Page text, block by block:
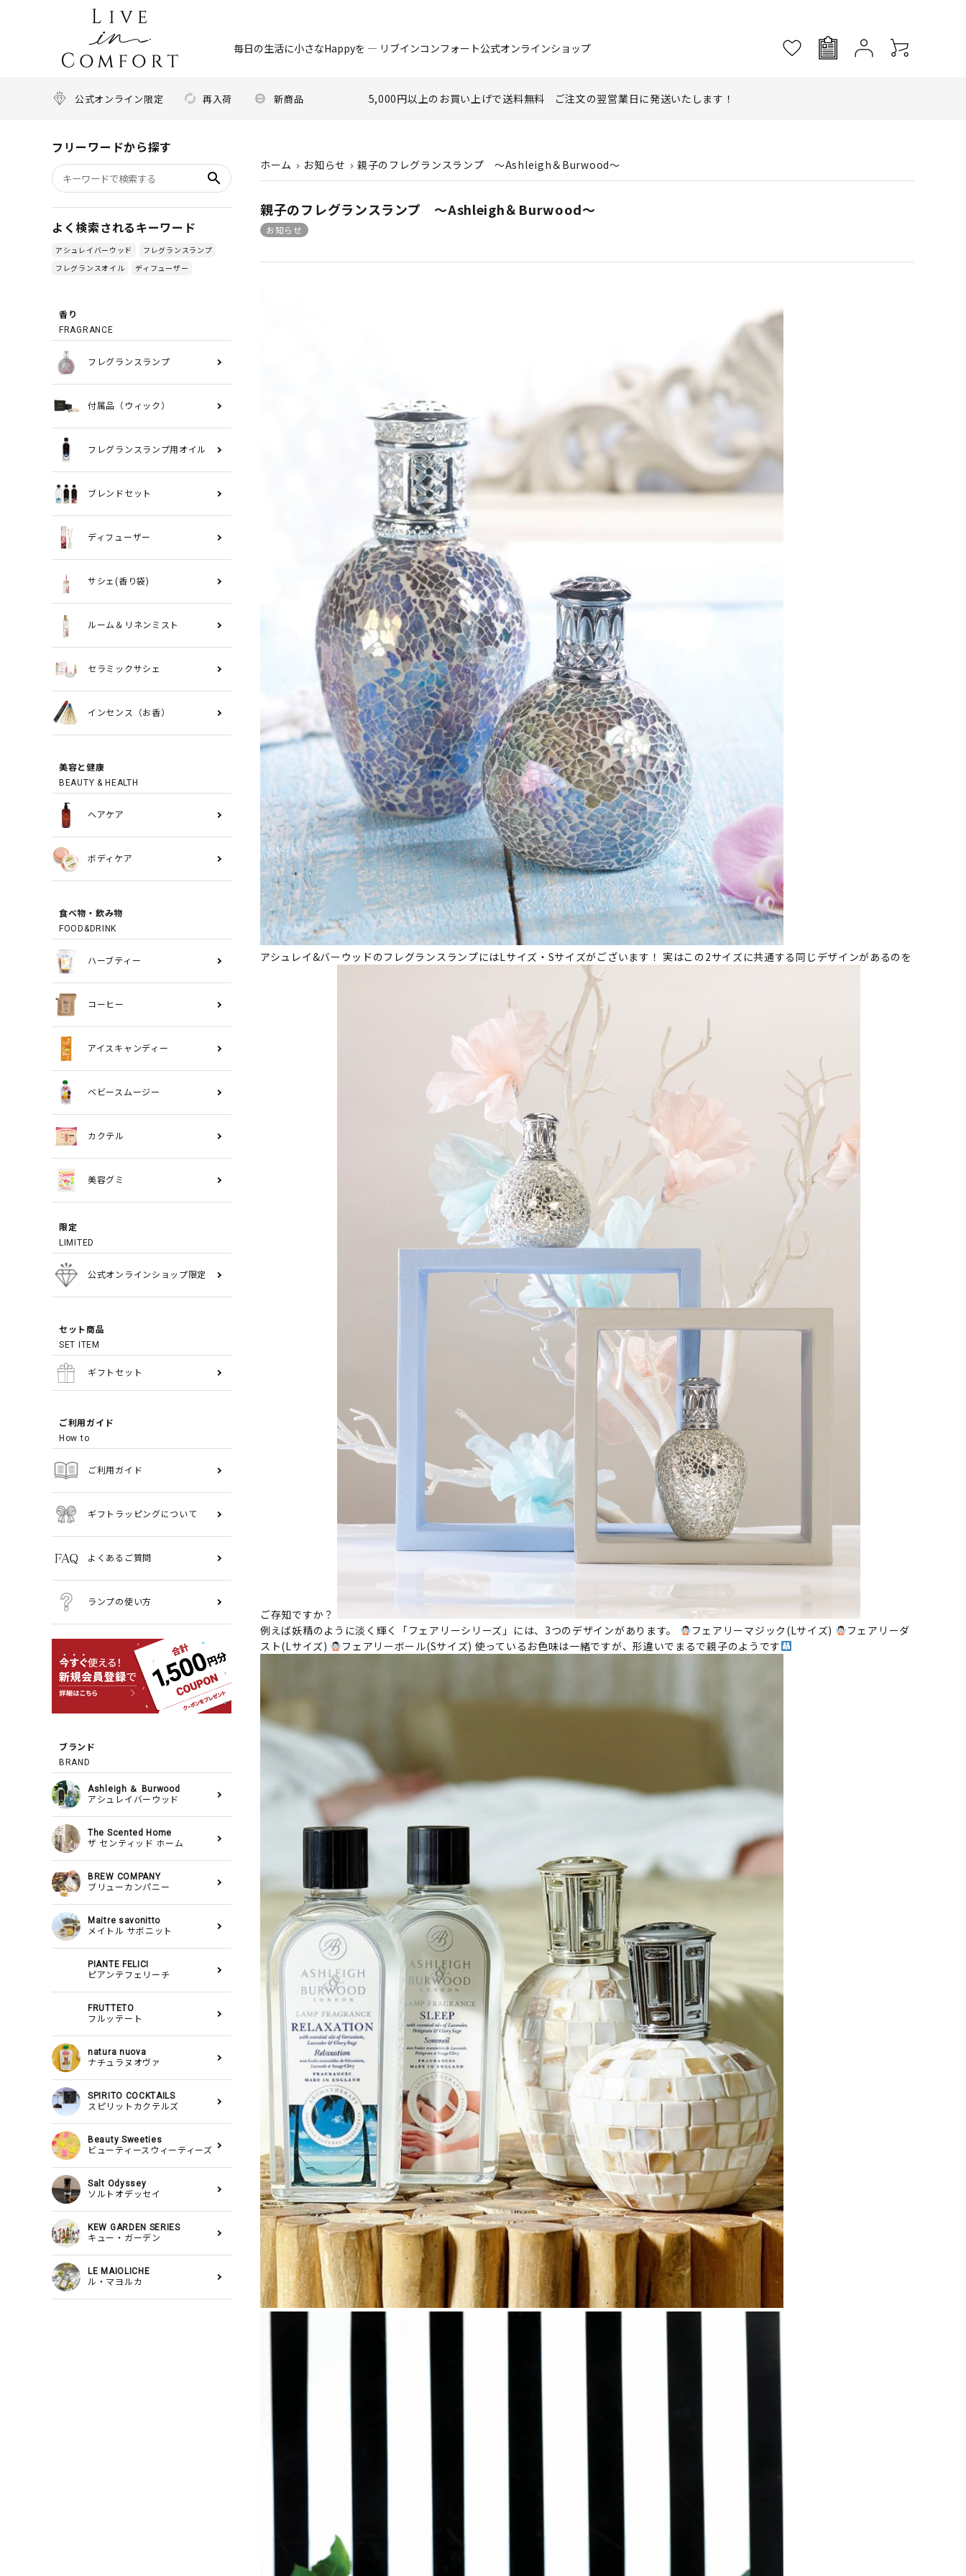
毎日の生活に小さなHappyを ― リブインコンフォート公式オンラインショップ
公式オンライン限定 再入荷 新商品 5,000円以上のお買い上げで送料無料 ご注文の翌営業日に発送いたします！
ホーム お知らせ 親子のフレグランスランプ ～Ashleigh＆Burwood～
親子のフレグランスランプ ～Ashleigh＆Burwood～
お知らせ
アシュレイ&バーウッドのフレグランスランプにはLサイズ・Sサイズがございます！ 実はこの2サイズに共通する同じデザインがあるのを
ご存知ですか？
例えば妖精のように淡く輝く「フェアリーシリーズ」には、3つのデザインがあります。
フェアリーマジック(Lサイズ)
フェアリーダ
スト(Lサイズ)
フェアリーボール(Sサイズ) 使っているお色味は一緒ですが、形違いでまるで親子のようです
フリーワードから探す
search
よく検索されるキーワード
アシュレイバーウッド
フレグランスランプ
フレグランスオイル
ディフューザー
香り
FRAGRANCE
フレグランスランプ
付属品（ウィック）
フレグランスランプ用オイル
ブレンドセット
ディフューザー
サシェ(香り袋)
ルーム＆リネンミスト
セラミックサシェ
インセンス（お香）
美容と健康
BEAUTY & HEALTH
ヘアケア
ボディケア
食べ物・飲み物
FOOD&DRINK
ハーブティー
コーヒー
アイスキャンディー
ベビースムージー
カクテル
美容グミ
限定
LIMITED
公式オンラインショップ限定
セット商品
SET ITEM
ギフトセット
ご利用ガイド
How to
ご利用ガイド
ギフトラッピングについて
よくあるご質問
ランプの使い方
ブランド
BRAND
Ashleigh ＆ Burwood
アシュレイバーウッド
The Scented Home
ザ センティッド ホーム
BREW COMPANY
ブリューカンパニー
Maitre savonitto
メイトル サボニット
PIANTE FELICI
ピアンテフェリーチ
FRUTTETO
フルッテート
natura nuova
ナチュラヌオヴァ
SPIRITO COCKTAILS
スピリットカクテルズ
Beauty Sweeties
ビューティースウィーティーズ
Salt Odyssey
ソルトオデッセイ
KEW GARDEN SERIES
キュー・ガーデン
LE MAIOLICHE
ル・マヨルカ